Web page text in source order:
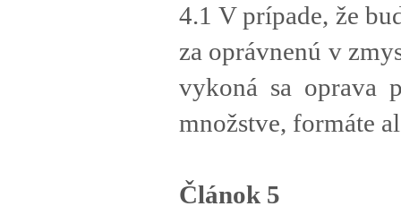
4.1 V prípade, že
za oprávnenú v
vykoná sa oprava
množstve, formáte
Článok 5